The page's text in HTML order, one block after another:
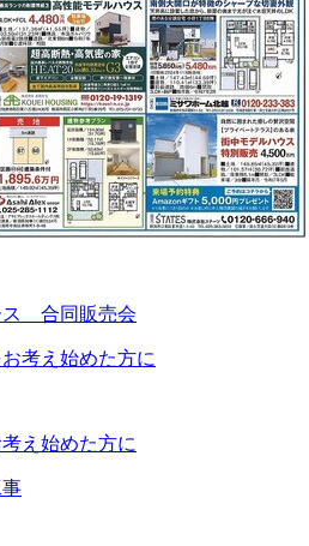
ス 合同販売会
え始めた方に